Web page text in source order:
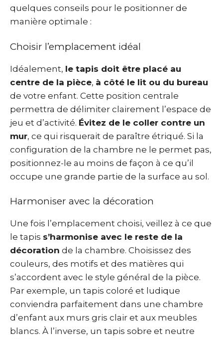
quelques conseils pour le positionner de
manière optimale :
Choisir l’emplacement idéal
Idéalement, le tapis doit être placé au
centre de la pièce, à côté le lit ou du bureau
de votre enfant. Cette position centrale
permettra de délimiter clairement l’espace de
jeu et d’activité. Évitez de le coller contre un
mur, ce qui risquerait de paraître étriqué. Si la
configuration de la chambre ne le permet pas,
positionnez-le au moins de façon à ce qu’il
occupe une grande partie de la surface au sol.
Harmoniser avec la décoration
Une fois l’emplacement choisi, veillez à ce que
le tapis s’harmonise avec le reste de la
décoration de la chambre. Choisissez des
couleurs, des motifs et des matières qui
s’accordent avec le style général de la pièce.
Par exemple, un tapis coloré et ludique
conviendra parfaitement dans une chambre
d’enfant aux murs gris clair et aux meubles
blancs. À l’inverse, un tapis sobre et neutre